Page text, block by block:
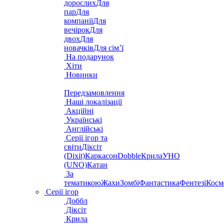
дорослихДля
парДля
компаніїДля
вечірокДля
двохДля
новачківДля сім’ї
На подарунок
Хіти
Новинки
Передзамовлення
Наші локалізації
Акційні
Українські
Англійські
Серії ігор та
світиДіксіт
(Dixit)КаркасонDobbleКрилаУНО
(UNO)Катан
За
тематикоюЖахиЗомбіФантастикаФентезі
Серії ігор
Доббл
Діксіт
Крила